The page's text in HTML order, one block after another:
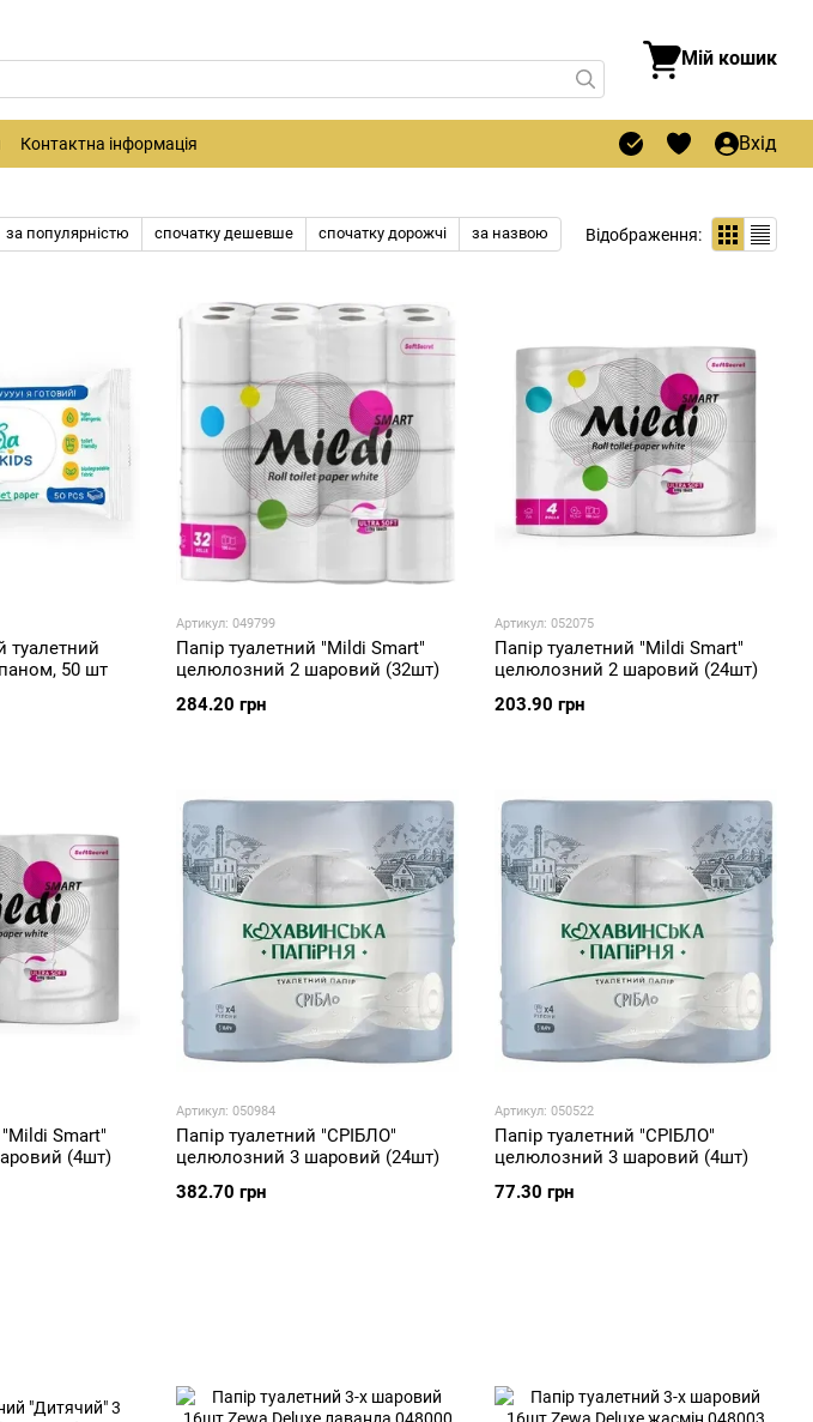
Мій кошик
Контактна інформація Вхід
за популярністю спочатку дешевше спочатку дорожчі за назвою Відображення:
туалетний
50 шт
Артикул: 049799
Папір туалетний "Mildi Smart"
целюлозний 2 шаровий (32шт)
284.20 грн
Артикул: 052075
Папір туалетний "Mildi Smart"
целюлозний 2 шаровий (24шт)
203.90 грн
Smart"
(4шт)
Артикул: 050984
Папір туалетний "СРІБЛО"
целюлозний 3 шаровий (24шт)
382.70 грн
Артикул: 050522
Папір туалетний "СРІБЛО"
целюлозний 3 шаровий (4шт)
77.30 грн